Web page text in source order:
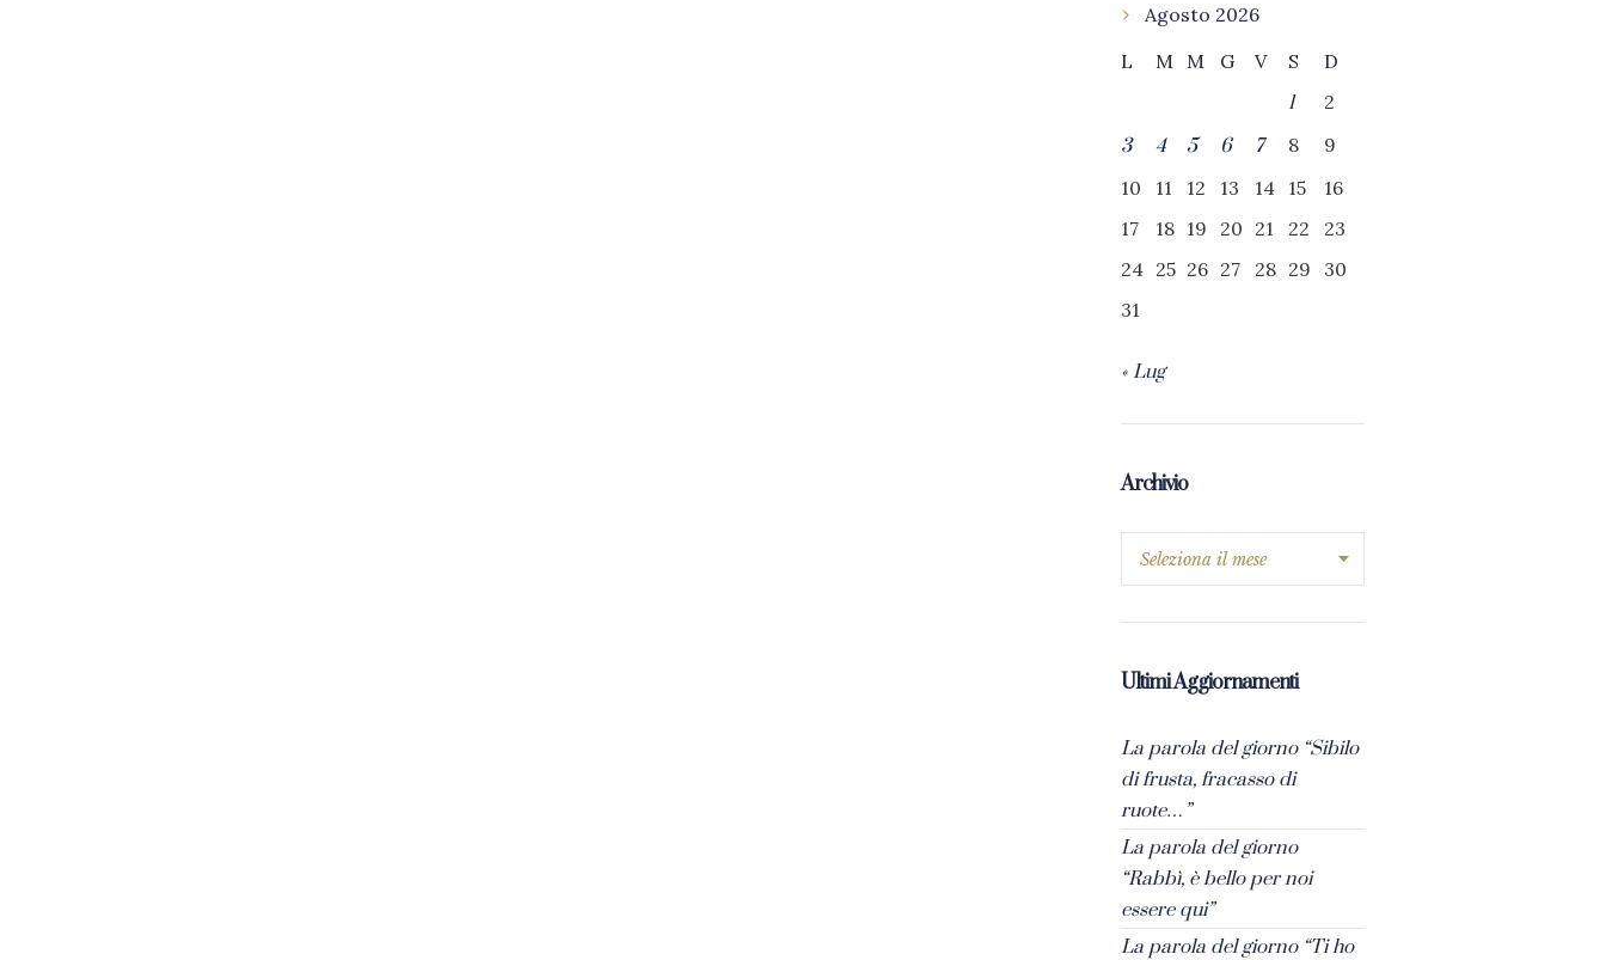
Agosto 2026
L
M M G V S
D
1
2
3
4 5 6 7 8
9
10
11 12 13 14 15
16
17
18 19 20 21 22
23
24 25 26 27 28 29
30
31
« Lug
Archivio
Ultimi Aggiornamenti
La parola del giorno “Sibilo
di frusta, fracasso di
ruote…”
La parola del giorno
“Rabbì, è bello per noi
essere qui”
La parola del giorno “Ti ho